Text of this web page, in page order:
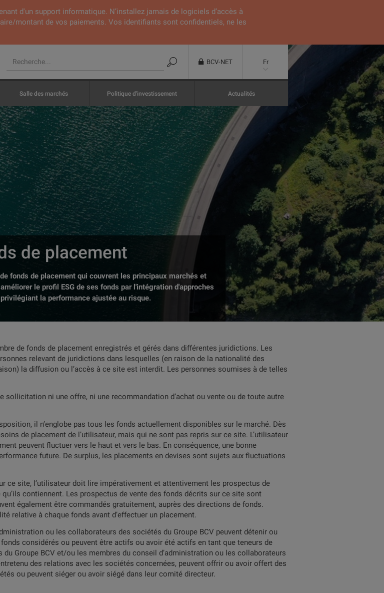
d'un support informatique. N’installez jamais de logiciels d’accès à
montant de vos paiements. Vos identifiants sont confidentiels, ne les
BCV-NET Fr
Salle des marchés Politique d'investissement Actualités
de placement
fonds de placement qui couvrent les principaux marchés et
le profil ESG de ses fonds par l'intégration d'approches
la performance ajustée au risque.
de fonds de placement enregistrés et gérés dans différentes juridictions. Les
relevant de juridictions dans lesquelles (en raison de la nationalité des
la diffusion ou l’accès à ce site est interdit. Les personnes soumises à de telles
ni une offre, ni une recommandation d’achat ou vente ou de toute autre
il n’englobe pas tous les fonds actuellement disponibles sur le marché. Dès
de placement de l’utilisateur, mais qui ne sont pas repris sur ce site. L’utilisateur
peuvent fluctuer vers le haut et vers le bas. En conséquence, une bonne
future. De surplus, les placements en devises sont sujets aux fluctuations
ce site, l’utilisateur doit lire impérativement et attentivement les prospectus de
contiennent. Les prospectus de vente des fonds décrits sur ce site sont
également être commandés gratuitement, auprès des directions de fonds.
relative à chaque fonds avant d’effectuer un placement.
ou les collaborateurs des sociétés du Groupe BCV peuvent détenir ou
considérés ou peuvent être actifs ou avoir été actifs en tant que teneurs de
Groupe BCV et/ou les membres du conseil d’administration ou les collaborateurs
des relations avec les sociétés concernées, peuvent offrir ou avoir offert des
ou peuvent siéger ou avoir siégé dans leur comité directeur.